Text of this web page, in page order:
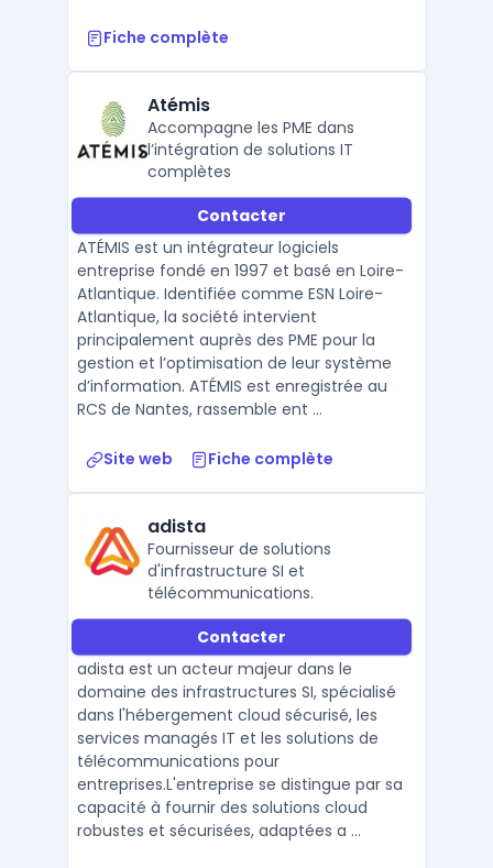
Fiche complète
Atémis
Accompagne les PME dans
l’intégration de solutions IT
complètes
Contacter
ATÉMIS est un intégrateur logiciels
entreprise fondé en 1997 et basé en Loire-
Atlantique. Identifiée comme ESN Loire-
Atlantique, la société intervient
principalement auprès des PME pour la
gestion et l’optimisation de leur système
d’information. ATÉMIS est enregistrée au
RCS de Nantes, rassemble ent ...
Site web Fiche complète
adista
Fournisseur de solutions
d'infrastructure SI et
télécommunications.
Contacter
adista est un acteur majeur dans le
domaine des infrastructures SI, spécialisé
dans l'hébergement cloud sécurisé, les
services managés IT et les solutions de
télécommunications pour
entreprises.L'entreprise se distingue par sa
capacité à fournir des solutions cloud
robustes et sécurisées, adaptées a ...